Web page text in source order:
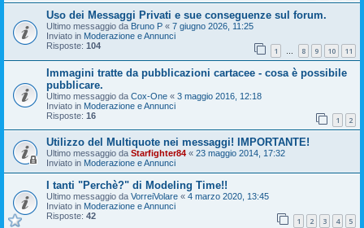
Uso dei Messaggi Privati e sue conseguenze sul forum.
Ultimo messaggio da Bruno P « 7 giugno 2026, 11:25
Inviato in Moderazione e Annunci
Risposte: 104 1 … 8 9 10 11
Immagini tratte da pubblicazioni cartacee - cosa è possibile
pubblicare.
Ultimo messaggio da Cox-One « 3 maggio 2016, 12:18
Inviato in Moderazione e Annunci
Risposte: 16 1 2
Utilizzo del Multiquote nei messaggi! IMPORTANTE!
Ultimo messaggio da Starfighter84 « 23 maggio 2014, 17:32
Inviato in Moderazione e Annunci
I tanti "Perchè?" di Modeling Time!!
Ultimo messaggio da VorreiVolare « 4 marzo 2020, 13:45
Inviato in Moderazione e Annunci
Risposte: 42 1 2 3 4 5